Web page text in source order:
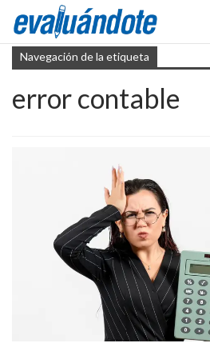
Navegación de la etiqueta
error contable